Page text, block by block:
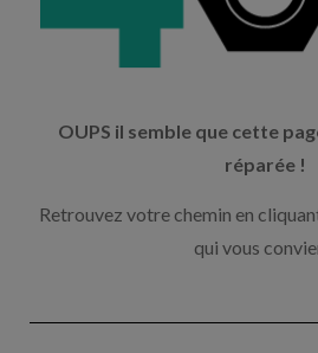
OUPS il semble que cette
réparée !
Retrouvez votre chemin en
qui vous